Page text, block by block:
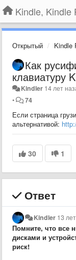
Открытый Kindle
Как
клавиатуру
Kindler 14 лет
•
74
Если страница
альтернативой:
30 1
Ответ
Kindler 13
Помните, что все
дисками и
риск!